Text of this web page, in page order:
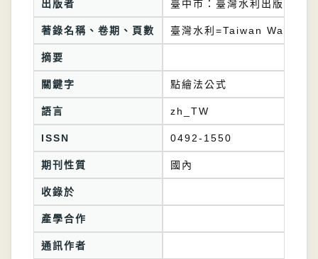
出版者 臺中市：臺灣水利出版委員會
著錄名稱、卷期、頁數 臺灣水利=Taiwan Water
摘要
關鍵字 點繪法公式
語言 zh_TW
ISSN 0492-1550
期刊性質 國內
收錄於
產學合作
通訊作者